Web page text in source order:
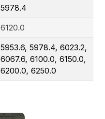
5978.4
6120.0
5953.6, 5978.4, 6023.2,
6067.6, 6100.0, 6150.0,
6200.0, 6250.0